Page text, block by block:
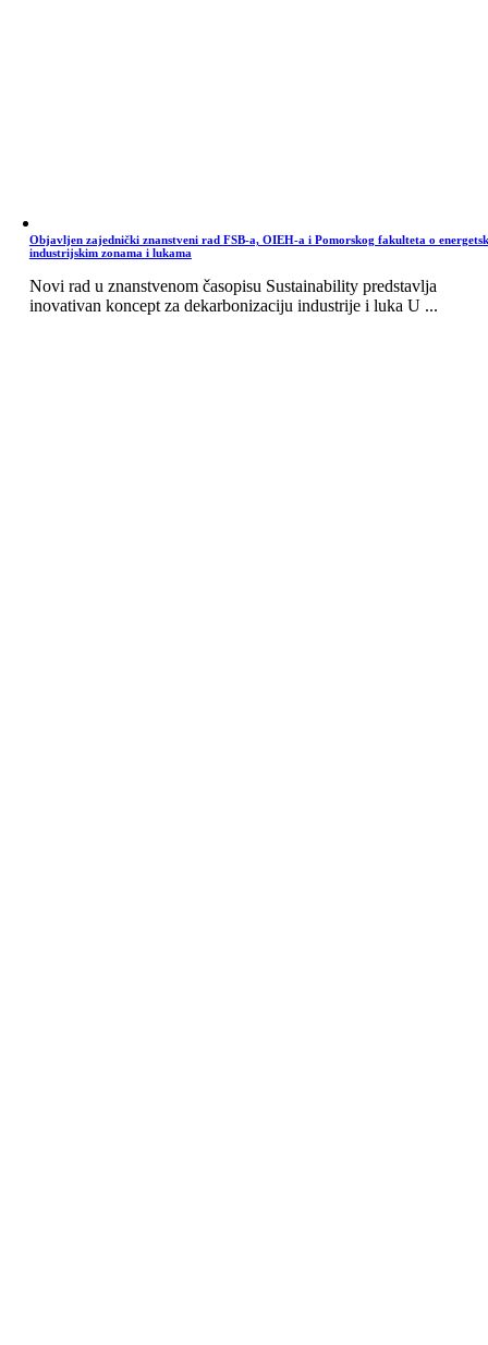
Objavljen zajednički znanstveni rad FSB-a, OIEH-a i Pomorskog fakulteta o
industrijskim zonama i lukama
Novi rad u znanstvenom časopisu Sustainability predstavlja
inovativan koncept za dekarbonizaciju industrije i luka U ...